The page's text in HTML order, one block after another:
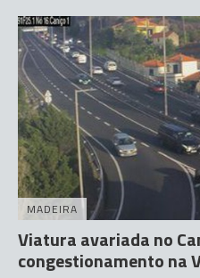
MADEIRA
Viatura avariada no
congestionamento na